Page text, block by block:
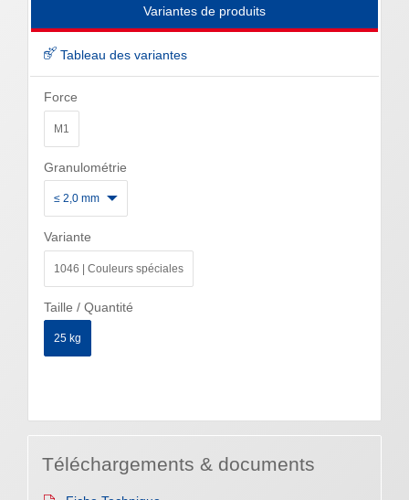
Variantes de produits
Tableau des variantes
Force
M1
Granulométrie
≤ 2,0 mm
Variante
1046 | Couleurs spéciales
Taille / Quantité
25 kg
Téléchargements & documents